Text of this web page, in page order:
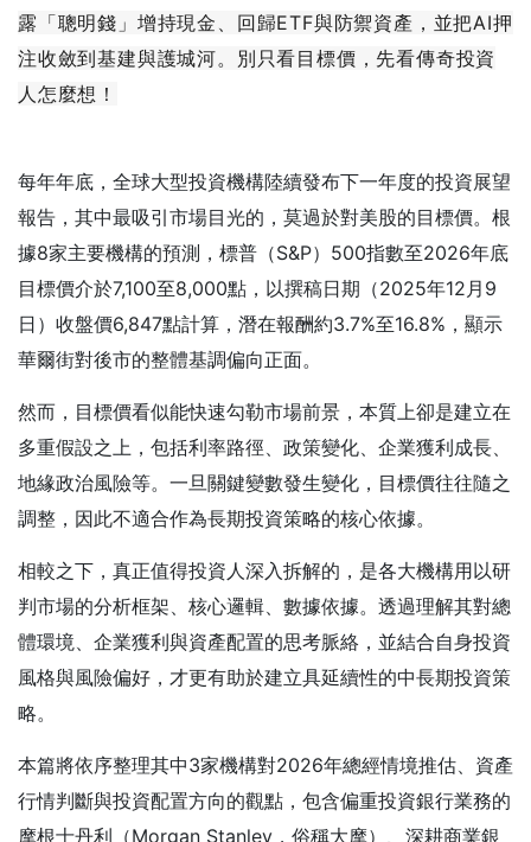
露「聰明錢」增持現金、回歸ETF與防禦資產，並把AI押
注收斂到基建與護城河。別只看目標價，先看傳奇投資
人怎麼想！
每年年底，全球大型投資機構陸續發布下一年度的投資展望
報告，其中最吸引市場目光的，莫過於對美股的目標價。根
據8家主要機構的預測，標普（S&P）500指數至2026年底
目標價介於7,100至8,000點，以撰稿日期（2025年12月9
日）收盤價6,847點計算，潛在報酬約3.7%至16.8%，顯示
華爾街對後市的整體基調偏向正面。
然而，目標價看似能快速勾勒市場前景，本質上卻是建立在
多重假設之上，包括利率路徑、政策變化、企業獲利成長、
地緣政治風險等。一旦關鍵變數發生變化，目標價往往隨之
調整，因此不適合作為長期投資策略的核心依據。
相較之下，真正值得投資人深入拆解的，是各大機構用以研
判市場的分析框架、核心邏輯、數據依據。透過理解其對總
體環境、企業獲利與資產配置的思考脈絡，並結合自身投資
風格與風險偏好，才更有助於建立具延續性的中長期投資策
略。
本篇將依序整理其中3家機構對2026年總經情境推估、資產
行情判斷與投資配置方向的觀點，包含偏重投資銀行業務的
摩根士丹利（Morgan Stanley，俗稱大摩）、深耕商業銀